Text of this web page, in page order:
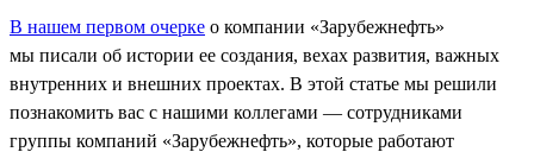
В нашем первом очерке о компании «Зарубежнефть»
мы писали об истории ее создания, вехах развития, важных
внутренних и внешних проектах. В этой статье мы решили
познакомить вас с нашими коллегами — сотрудниками
группы компаний «Зарубежнефть», которые работают